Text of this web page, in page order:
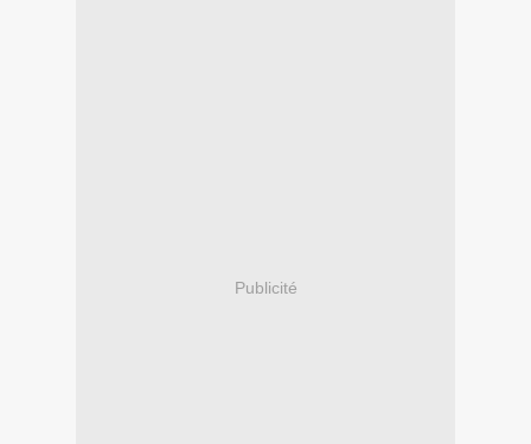
Publicité